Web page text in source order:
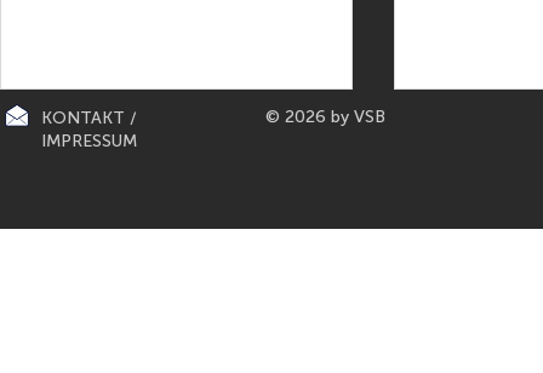
KONTAKT /
IMPRESSUM
© 2026 by VSB